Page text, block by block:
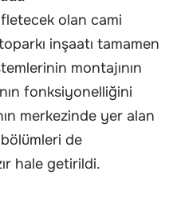
olan cami
inşaatı tamamen
montajının
fonksiyonelliğini
merkezinde yer alan
de
hale getirildi.